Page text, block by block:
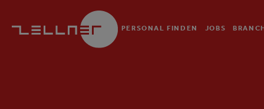
PERSONAL FINDEN JOBS